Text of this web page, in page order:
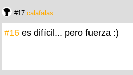
#17 calafalas
#16 es difícil... pero fuerza :)